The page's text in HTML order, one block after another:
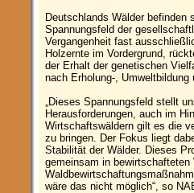
Deutschlands Wälder befinden
Spannungsfeld der
Vergangenheit fast
Holzernte im Vordergrund,
der Erhalt der genetischen
nach Erholung-,
„Dieses Spannungsfeld stellt
Herausforderungen, auch im
Wirtschaftswäldern gilt es die
zu bringen. Der Fokus liegt
Stabilität der Wälder. Dieses
gemeinsam in
wäre das nicht möglich“, so